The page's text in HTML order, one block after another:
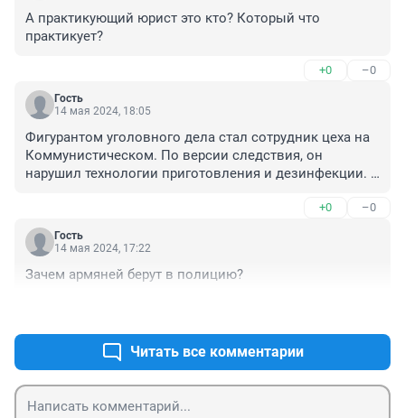
А практикующий юрист это кто? Который что
практикует?
+0 –0
Гость
14 мая 2024, 18:05
Фигурантом уголовного дела стал сотрудник цеха на
Коммунистическом. По версии следствия, он
нарушил технологии приготовления и дезинфекции.
человек заработали тошноту, рвоту и диарею. В
блюдах оказалась сальмонелла.
сообщил 14 февраля прошлого года. По его данным,
продуктов нет документов, а у сотрудников —
медкнижек. Цех на время закрыли, на владельца
бренда — предпринимателя А.В. Кухарева составили
административный протокол.Фигурантом уголовного
дела стал сотрудник цеха на Коммунистическом. По
+0 –0
Гость
14 мая 2024, 17:22
Зачем армяней берут в полицию?
Читать все комментарии